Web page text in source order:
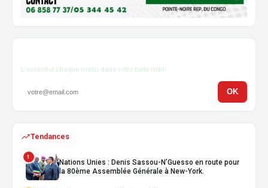
L'essentiel chaque matin dans votre boîte mail.
OK
Tendances
1
Nations Unies : Denis Sassou-N’Guesso en route pour
la 80ème Assemblée Générale à New-York.